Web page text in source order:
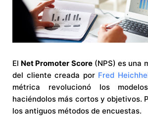
El Net Promoter Score(NPS) es una
del cliente creada por Fred
métrica revolucionó los
haciéndolos más cortos y objetivos.
los antiguos métodos de encuestas.